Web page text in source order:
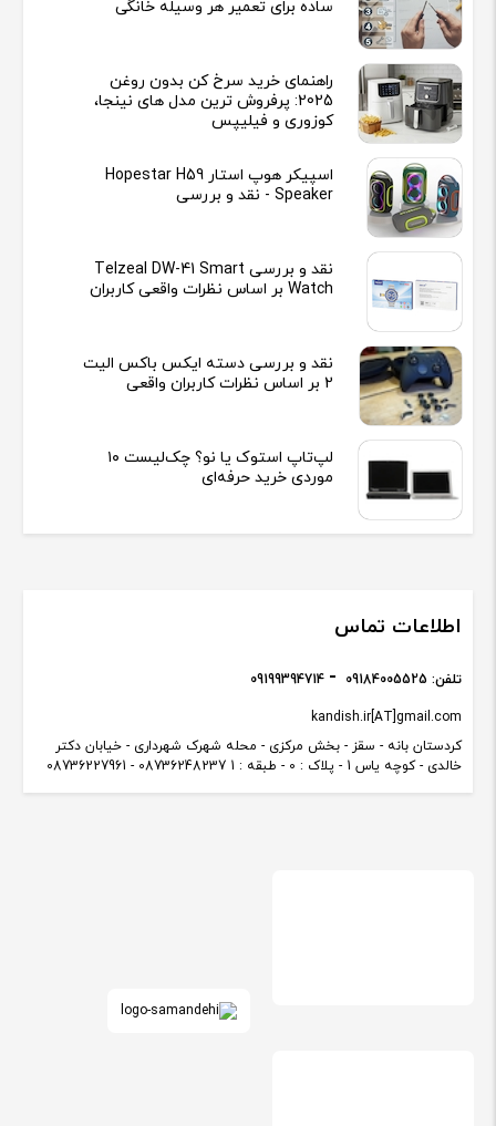
ساده برای تعمیر هر وسیله خانگی
راهنمای خرید سرخ کن بدون روغن
2025: پرفروش ترین مدل های نینجا،
کوزوری و فیلیپس
اسپیکر هوپ استار Hopestar H59
Speaker - نقد و بررسی
نقد و بررسی Telzeal DW-41 Smart
Watch بر اساس نظرات واقعی کاربران
نقد و بررسی دسته ایکس باکس الیت
2 بر اساس نظرات کاربران واقعی
لپ‌تاپ استوک یا نو؟ چک‌لیست ۱۰
موردی خرید حرفه‌ای
اطلاعات تماس
کردستان بانه - سقز - بخش مرکزی - محله شهرک شهرداری - خیابان دکتر
خالدی - کوچه یاس 1 - پلاک : 0 - طبقه : 1 08736248237 - 08736227961
kandish.ir[AT]gmail.com
تلفن: 09184005525
09199394714